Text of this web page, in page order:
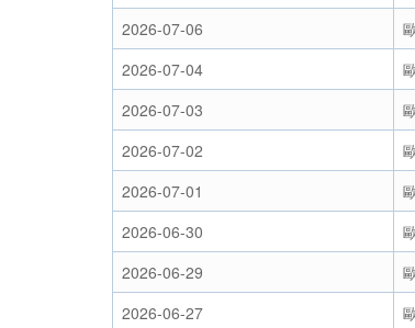
2026-07-06
2026-07-04
2026-07-03
2026-07-02
2026-07-01
2026-06-30
2026-06-29
2026-06-27